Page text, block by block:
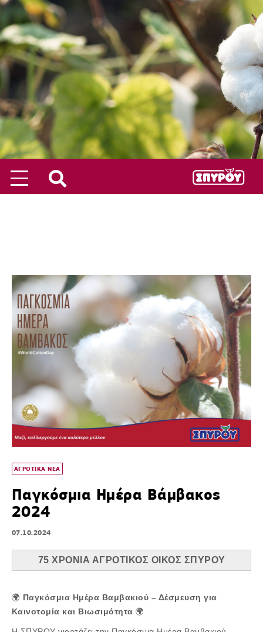
ΑΓΡΟΤΙΚΑ ΝΕΑ
Παγκόσμια Ημέρα Βάμβακος
2024
07.10.2024
75 ΧΡΟΝΙΑ ΑΓΡΟΤΙΚΟΣ ΟΙΚΟΣ ΣΠΥΡΟΥ
🌍 Παγκόσμια Ημέρα Βαμβακιού – Δέσμευση για
Καινοτομία και Βιωσιμότητα 🌍